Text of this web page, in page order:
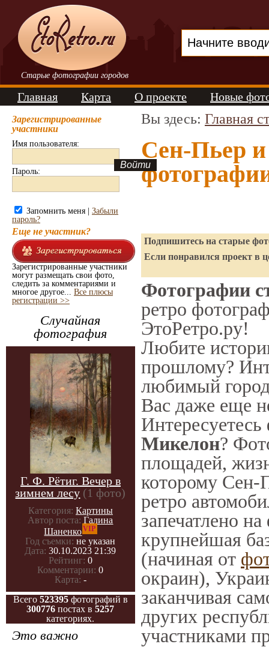
Старые фотографии городов
Главная Карта О проекте Новые
Зарегистрированные
участники
Имя пользователя:
Пароль:
Запомнить меня | Забыли
пароль?
Еще не участник?
Зарегистрированные участники
могут размещать свои фото,
следить за комментариями и
многое другое... Все плюсы
регистрации >>
Случайная
фотография
Г. Ф. Рётиг. Вечер в
зимнем лесу (1 фото)
Категория: Картины
Автор поста: Галина
ШаненкоVIP
Год съемки: не указан
Дата: 30.10.2023 21:39
Рейтинг: 0
Комментарии: 0
Карта: -
Всего 523395 фотографий в
300776 постах в5257
категориях.
Это важно
Вы здесь: Главная
Сен-Пьер
Подпишитесь на старые
Если понравился проект в
Фотографии
ретро
ЭтоРетро.ру!
Любите
прошлому?
любимый
Вас даже еще
Интересуетесь
Микелон?
площадей,
которому Сен-
ретро
запечатлено
крупнейшая
(начиная от
окраин),
заканчивая
других
участниками